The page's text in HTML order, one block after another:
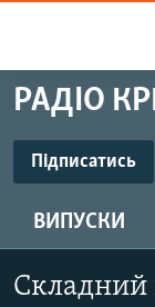
Перейти
до
основного
матеріалу
основної
навігації
НОВИНИ
ВОДА.КРИМ
БЛОГИ
РАДІО
Підписатись
ВИПУСКИ
Складний